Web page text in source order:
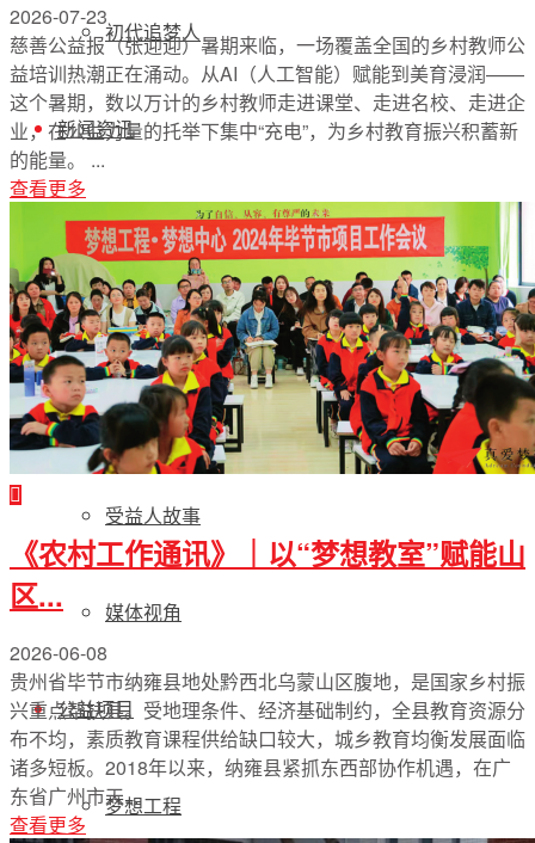
初代追梦人
新闻资讯
年报动态
党政要闻
机构动态
受益人故事
媒体视角
公益项目
梦想工程
2026-07-23
慈善公益报（张迎迎）暑期来临，一场覆盖全国的乡村教师公
益培训热潮正在涌动。从AI（人工智能）赋能到美育浸润——
这个暑期，数以万计的乡村教师走进课堂、走进名校、走进企
业，在公益力量的托举下集中“充电”，为乡村教育振兴积蓄新
的能量。 ...
查看更多
《农村工作通讯》｜以“梦想教室”赋能山
区...
2026-06-08
贵州省毕节市纳雍县地处黔西北乌蒙山区腹地，是国家乡村振
兴重点帮扶县。受地理条件、经济基础制约，全县教育资源分
布不均，素质教育课程供给缺口较大，城乡教育均衡发展面临
诸多短板。2018年以来，纳雍县紧抓东西部协作机遇，在广
东省广州市天...
查看更多